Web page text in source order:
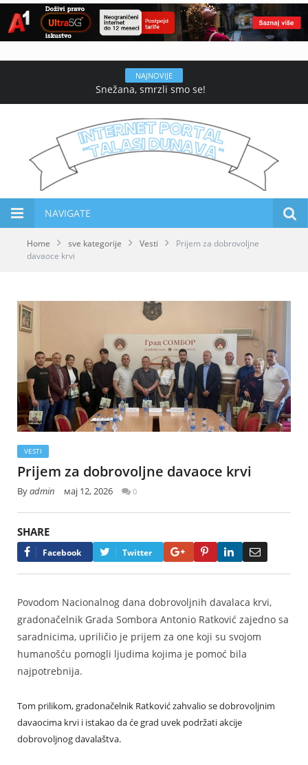
NAJNOVIJE
Snežana, smrzli smo se!
NAVIGATE
Home sve kategorije Vesti
Prijem za dobrovoljne
davaoce krvi
VESTI
Prijem za dobrovoljne davaoce krvi
Byadmin мај 12, 2026 0
SHARE
Facebook Twitter Google+PinterestLinkedIn
Povodom Nacionalnog dana dobrovoljnih davalaca krvi,
gradonačelnik Grada Sombora Antonio Ratković zajedno sa
saradnicima, upriličio je prijem za one koji su svojom
humanošću pomogli ljudima kojima je pomoć bila
najpotrebnija.
Tom prilikom, gradonačelnik Ratković zahvalio se dobrovoljnim
davaocima krvi i istakao da će grad uvek podržati akcije
dobrovoljnog davalaštva.